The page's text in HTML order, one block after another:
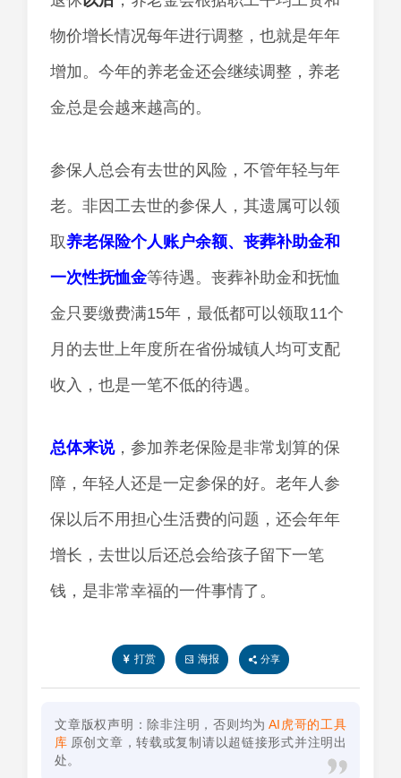
物价增长情况每年进行调整，也就是年年
增加。今年的养老金还会继续调整，养老
金总是会越来越高的。
参保人总会有去世的风险，不管年轻与年
老。非因工去世的参保人，其遗属可以领
取养老保险个人账户余额、丧葬补助金和
一次性抚恤金等待遇。丧葬补助金和抚恤
金只要缴费满15年，最低都可以领取11个
月的去世上年度所在省份城镇人均可支配
收入，也是一笔不低的待遇。
总体来说，参加养老保险是非常划算的保
障，年轻人还是一定参保的好。老年人参
保以后不用担心生活费的问题，还会年年
增长，去世以后还总会给孩子留下一笔
钱，是非常幸福的一件事情了。
打赏 海报 分享
文章版权声明：除非注明，否则均为 AI虎哥的工具
库 原创文章，转载或复制请以超链接形式并注明出
处。